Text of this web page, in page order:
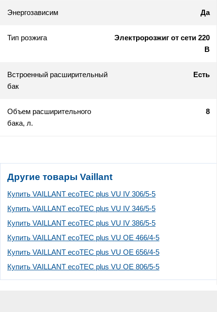
Энергозависим Да
Тип розжига
Электророзжиг от сети 220
В
Встроенный расширительный
бак
Есть
Объем расширительного
бака, л.
8
Другие товары Vaillant
Купить VAILLANT ecoTEC plus VU IV 306/5-5
Купить VAILLANT ecoTEC plus VU IV 346/5-5
Купить VAILLANT ecoTEC plus VU IV 386/5-5
Купить VAILLANT ecoTEC plus VU OE 466/4-5
Купить VAILLANT ecoTEC plus VU OE 656/4-5
Купить VAILLANT ecoTEC plus VU OE 806/5-5